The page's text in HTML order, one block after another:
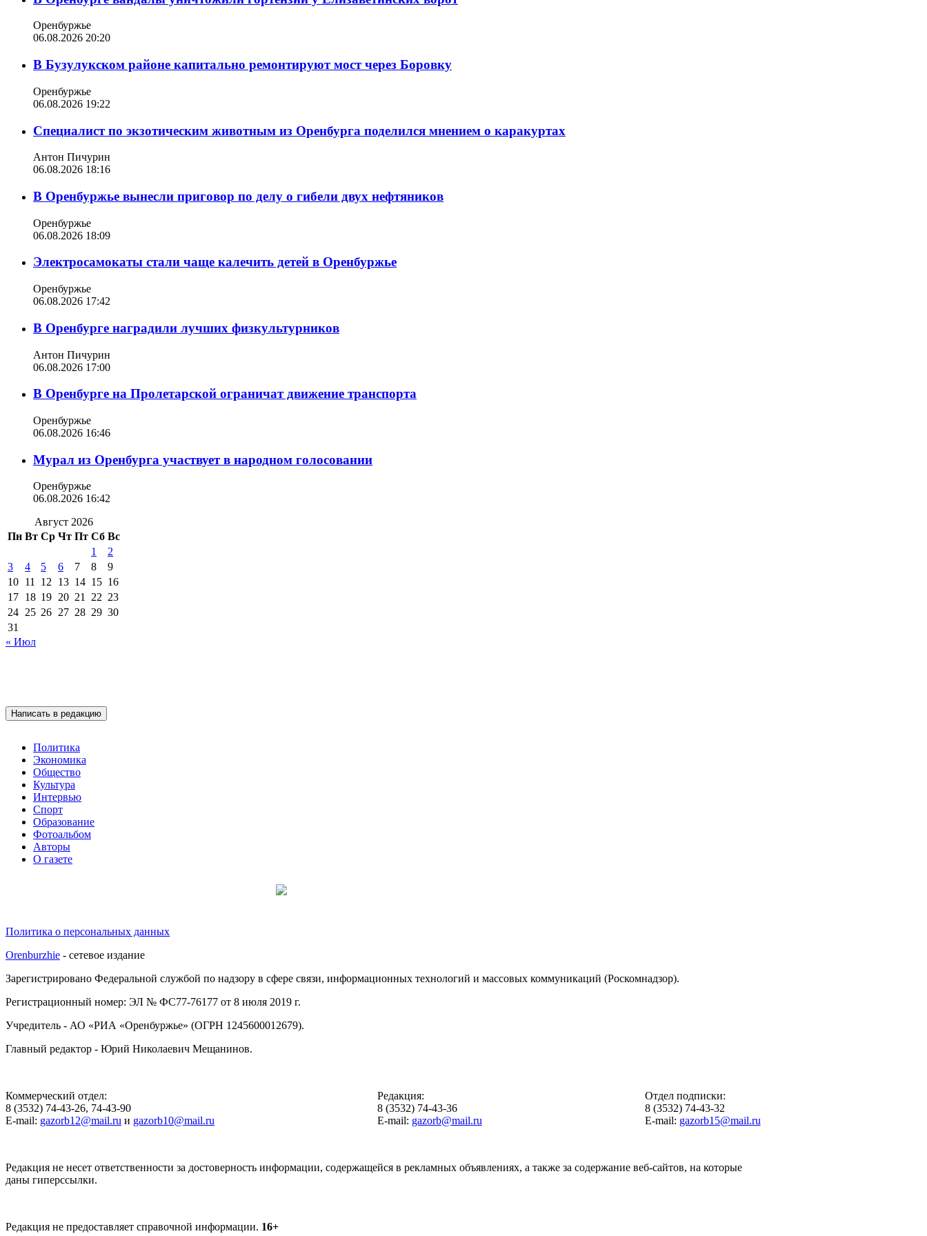
Оренбуржье
06.08.2026 20:20
В Бузулукском районе капитально ремонтируют мост через Боровку
Оренбуржье
06.08.2026 19:22
Специалист по экзотическим животным из Оренбурга поделился мнением о каракуртах
Антон Пичурин
06.08.2026 18:16
В Оренбуржье вынесли приговор по делу о гибели двух нефтяников
Оренбуржье
06.08.2026 18:09
Электросамокаты стали чаще калечить детей в Оренбуржье
Оренбуржье
06.08.2026 17:42
В Оренбурге наградили лучших физкультурников
Антон Пичурин
06.08.2026 17:00
В Оренбурге на Пролетарской ограничат движение транспорта
Оренбуржье
06.08.2026 16:46
Мурал из Оренбурга участвует в народном голосовании
Оренбуржье
06.08.2026 16:42
Август 2026
Пн Вт Ср Чт Пт Сб Вс
1
2
3
4 5 6 7 8
9
10 11 12 13 14 15 16
17 18 19 20 21 22 23
24 25 26 27 28 29 30
31
« Июл
Написать в редакцию
Политика
Экономика
Общество
Культура
Интервью
Спорт
Образование
Фотоальбом
Авторы
О газете
Политика о персональных данных
Orenburzhie - сетевое издание
Зарегистрировано Федеральной службой по надзору в сфере связи, информационных технологий и массовых коммуникаций (Роскомнадзор).
Регистрационный номер: ЭЛ № ФС77-76177 от 8 июля 2019 г.
Учредитель - АО «РИА «Оренбуржье» (ОГРН 1245600012679).
Главный редактор - Юрий Николаевич Мещанинов.
Коммерческий отдел:
8 (3532) 74-43-26, 74-43-90
E-mail: gazorb12@mail.ru и gazorb10@mail.ru
Редакция:
8 (3532) 74-43-36
E-mail: gazorb@mail.ru
Отдел подписки:
8 (3532) 74-43-32
E-mail: gazorb15@mail.ru
Редакция не несет ответственности за достоверность информации, содержащейся в рекламных объявлениях, а также за содержание веб-сайтов, на которые
даны гиперссылки.
Редакция не предоставляет справочной информации. 16+